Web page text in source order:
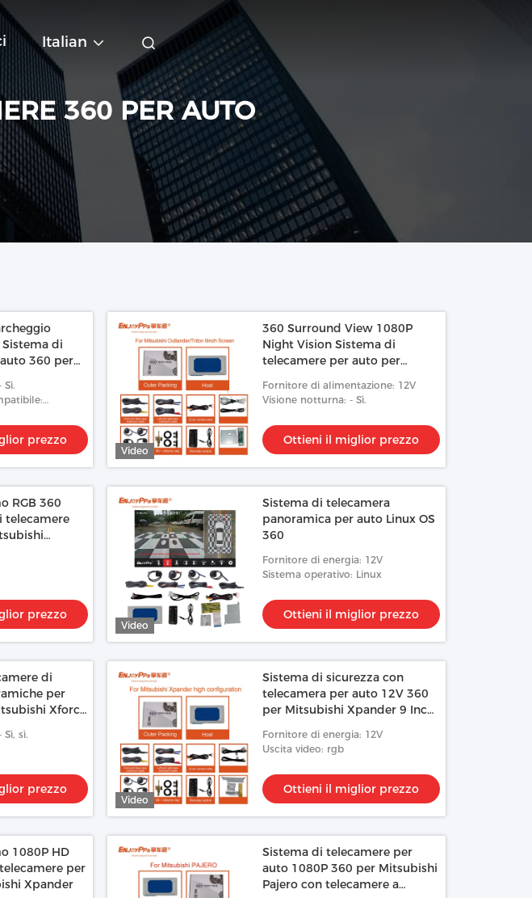
Italian
360 PER AUTO
di
360 per
Sì.
prezzo
Video
360 Surround View 1080P
Night Vision Sistema di
telecamere per auto per
Fornitore di alimentazione: 12V
Visione notturna: - Sì.
Ottieni il miglior prezzo
RGB 360
telecamere
prezzo
Video
Sistema di telecamera
panoramica per auto Linux OS
360
Fornitore di energia: 12V
Sistema operativo: Linux
Ottieni il miglior prezzo
di
per
Xforce
sì.
prezzo
Video
Sistema di sicurezza con
telecamera per auto 12V 360
per Mitsubishi Xpander 9 Inch
Fornitore di energia: 12V
Uscita video: rgb
Ottieni il miglior prezzo
1080P HD
per
Xpander
Sistema di telecamere per
auto 1080P 360 per Mitsubishi
Pajero con telecamere a